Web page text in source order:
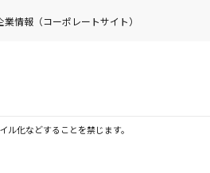
業情報（コーポレートサイト）
ル化などすることを禁じます。